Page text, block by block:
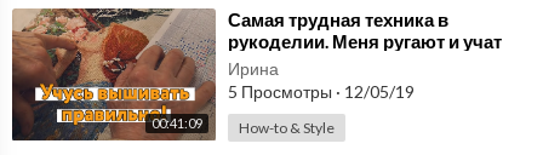
00:41:09
⁣Самая трудная техника в
рукоделии. Меня ругают и учат
правильно вышивать
Ирина
5 Просмотры · 12/05/19
How-to & Style